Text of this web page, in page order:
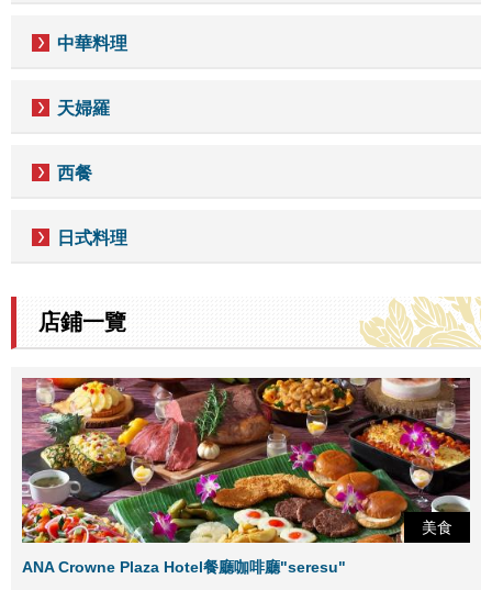
中華料理
天婦羅
西餐
日式料理
店鋪一覽
美食
ANA Crowne Plaza Hotel餐廳咖啡廳"seresu"